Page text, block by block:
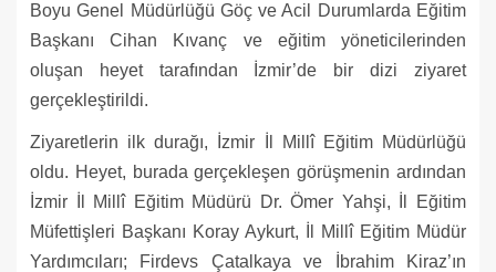
Boyu Genel Müdürlüğü Göç ve Acil Durumlarda Eğitim
Başkanı Cihan Kıvanç ve eğitim yöneticilerinden
oluşan heyet tarafından İzmir’de bir dizi ziyaret
gerçekleştirildi.
Ziyaretlerin ilk durağı, İzmir İl Millî Eğitim Müdürlüğü
oldu. Heyet, burada gerçekleşen görüşmenin ardından
İzmir İl Millî Eğitim Müdürü Dr. Ömer Yahşi, İl Eğitim
Müfettişleri Başkanı Koray Aykurt, İl Millî Eğitim Müdür
Yardımcıları; Firdevs Çatalkaya ve İbrahim Kiraz’ın